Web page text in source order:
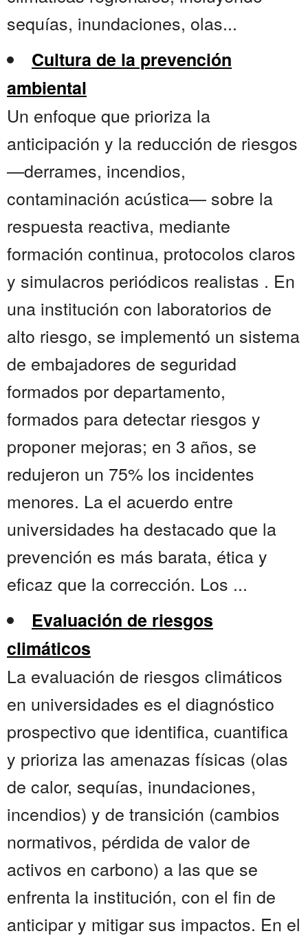
sequías, inundaciones, olas...
Cultura de la prevención
ambiental
Un enfoque que prioriza la
anticipación y la reducción de riesgos
—derrames, incendios,
contaminación acústica— sobre la
respuesta reactiva, mediante
formación continua, protocolos claros
y simulacros periódicos realistas . En
una institución con laboratorios de
alto riesgo, se implementó un sistema
de embajadores de seguridad
formados por departamento,
formados para detectar riesgos y
proponer mejoras; en 3 años, se
redujeron un 75% los incidentes
menores. La el acuerdo entre
universidades ha destacado que la
prevención es más barata, ética y
eficaz que la corrección. Los ...
Evaluación de riesgos
climáticos
La evaluación de riesgos climáticos
en universidades es el diagnóstico
prospectivo que identifica, cuantifica
y prioriza las amenazas físicas (olas
de calor, sequías, inundaciones,
incendios) y de transición (cambios
normativos, pérdida de valor de
activos en carbono) a las que se
enfrenta la institución, con el fin de
anticipar y mitigar sus impactos. En el